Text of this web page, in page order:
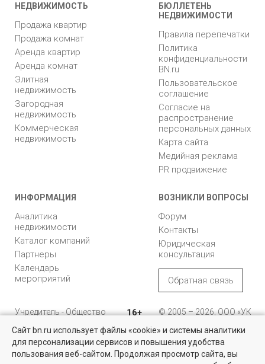
НЕДВИЖИМОСТЬ
Продажа квартир
Продажа комнат
Аренда квартир
Аренда комнат
Элитная
недвижимость
Загородная
недвижимость
Коммерческая
недвижимость
БЮЛЛЕТЕНЬ
НЕДВИЖИМОСТИ
Правила перепечатки
Политика
конфиденциальности
BN.ru
Пользовательское
соглашение
Согласие на
распространение
персональных данных
Карта сайта
Медийная реклама
PR продвижение
ИНФОРМАЦИЯ
Аналитика
недвижимости
Каталог компаний
Партнеры
Календарь
мероприятий
ВОЗНИКЛИ ВОПРОСЫ
Форум
Контакты
Юридическая
консультация
Обратная связь
Учредитель - Общество
ответственностью
"Управляющая
компания "Бюллетень
недвижимости"
16+
© 2005 – 2026, ООО «УК
196105, Санкт-
Петербург, пр. Юрия
Гагарина, 1
Сайт bn.ru использует файлы «cookie» и системы аналитики
для персонализации сервисов и повышения удобства
пользования веб-сайтом. Продолжая просмотр сайта, вы